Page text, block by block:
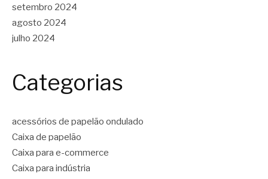
setembro 2024
agosto 2024
julho 2024
Categorias
acessórios de papelão ondulado
Caixa de papelão
Caixa para e-commerce
Caixa para indústria